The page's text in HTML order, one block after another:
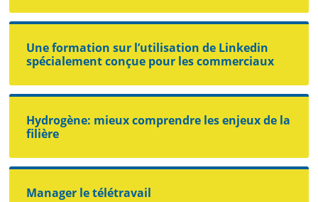
Une formation sur l’utilisation de Linkedin
spécialement conçue pour les commerciaux
Hydrogène: mieux comprendre les enjeux de la
filière
Manager le télétravail